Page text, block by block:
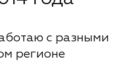
с разными
регионе